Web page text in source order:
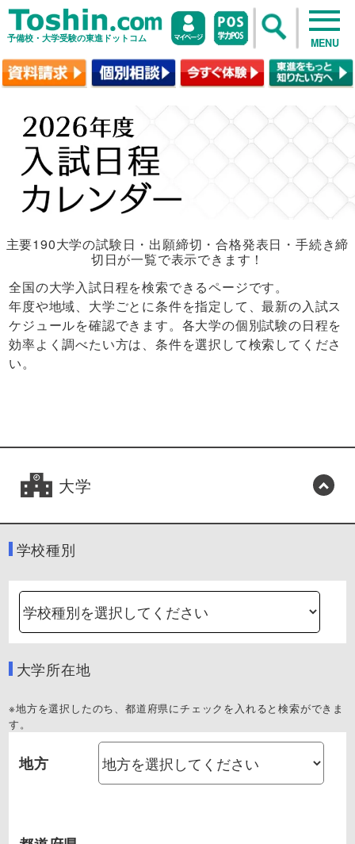
予備校・大学受験の東進ドットコム MENU
主要190大学の試験日・出願締切・合格発表日・手続き締
切日が一覧で表示できます！
全国の大学入試日程を検索できるページです。
年度や地域、大学ごとに条件を指定して、最新の入試ス
ケジュールを確認できます。各大学の個別試験の日程を
効率よく調べたい方は、条件を選択して検索してくださ
い。
大学
学校種別
大学所在地
※地方を選択したのち、都道府県にチェックを入れると検索ができま
す。
地方